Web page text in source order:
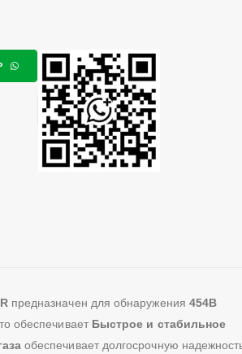
предназначен для обнаружения 454B
обеспечивает Быстрое и стабильное
обеспечивает долгосрочную